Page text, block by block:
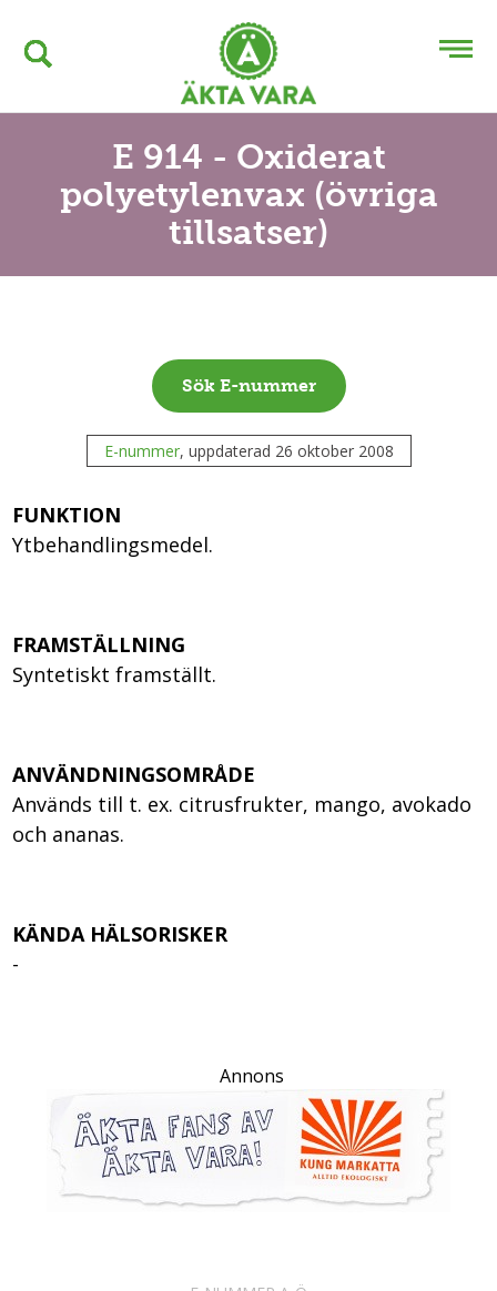
E 914 - Oxiderat
polyetylenvax (övriga
tillsatser)
Sök E-nummer
E-nummer, uppdaterad 26 oktober 2008
FUNKTION
Ytbehandlingsmedel.
FRAMSTÄLLNING
Syntetiskt framställt.
ANVÄNDNINGSOMRÅDE
Används till t. ex. citrusfrukter, mango, avokado
och ananas.
KÄNDA HÄLSORISKER
-
Annons